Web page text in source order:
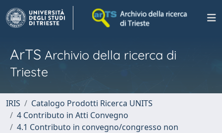
ArTS Archivio della ricerca di
Trieste
IRIS
Catalogo Prodotti Ricerca UNITS
4 Contributo in Atti Convegno
4.1 Contributo in convegno/congresso non